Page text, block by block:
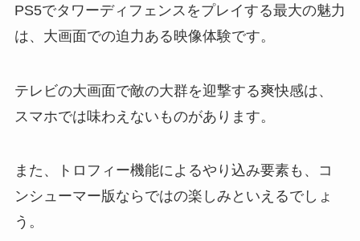
PS5でタワーディフェンスをプレイする最大の魅力
は、大画面での迫力ある映像体験です。
テレビの大画面で敵の大群を迎撃する爽快感は、
スマホでは味わえないものがあります。
また、トロフィー機能によるやり込み要素も、コ
ンシューマー版ならではの楽しみといえるでしょ
う。